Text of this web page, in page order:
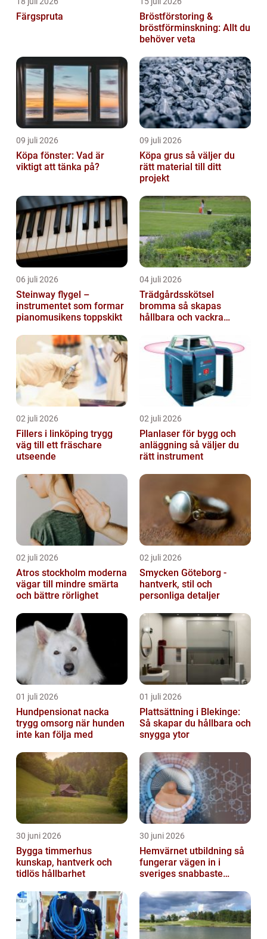
Färgspruta
Bröstförstoring &
bröstförminskning: Allt du
behöver veta
09 juli 2026
Köpa fönster: Vad är
viktigt att tänka på?
09 juli 2026
Köpa grus så väljer du
rätt material till ditt
projekt
06 juli 2026
Steinway flygel –
instrumentet som formar
pianomusikens toppskikt
04 juli 2026
Trädgårdsskötsel
bromma så skapas
hållbara och vackra
02 juli 2026
Fillers i linköping trygg
väg till ett fräschare
utseende
02 juli 2026
Planlaser för bygg och
anläggning så väljer du
rätt instrument
02 juli 2026
Atros stockholm moderna
vägar till mindre smärta
och bättre rörlighet
02 juli 2026
Smycken Göteborg -
hantverk, stil och
personliga detaljer
01 juli 2026
Hundpensionat nacka
trygg omsorg när hunden
inte kan följa med
01 juli 2026
Plattsättning i Blekinge:
Så skapar du hållbara och
snygga ytor
30 juni 2026
Bygga timmerhus
kunskap, hantverk och
tidlös hållbarhet
30 juni 2026
Hemvärnet utbildning så
fungerar vägen in i
sveriges snabbaste